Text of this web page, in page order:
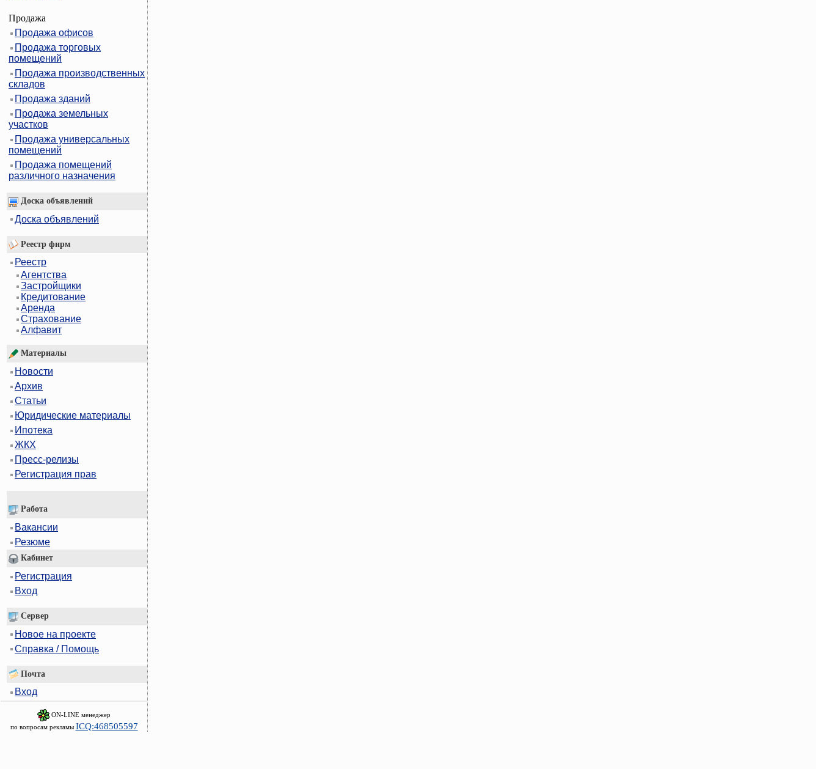
Продажа
Продажа офисов
Продажа торговых
помещений
Продажа производственных
складов
Продажа зданий
Продажа земельных
участков
Продажа универсальных
помещений
Продажа помещений
различного назначения
Доска объявлений
Доска объявлений
Реестр фирм
Реестр
Агентства
Застройщики
Кредитование
Аренда
Страхование
Алфавит
Материалы
Новости
Архив
Статьи
Юридические материалы
Ипотека
ЖКХ
Пресс-релизы
Регистрация прав
Работа
Вакансии
Резюме
Кабинет
Регистрация
Вход
Сервер
Новое на проекте
Справка / Помощь
Почта
Вход
ON-LINE менеджер
по вопросам рекламы ICQ:468505597